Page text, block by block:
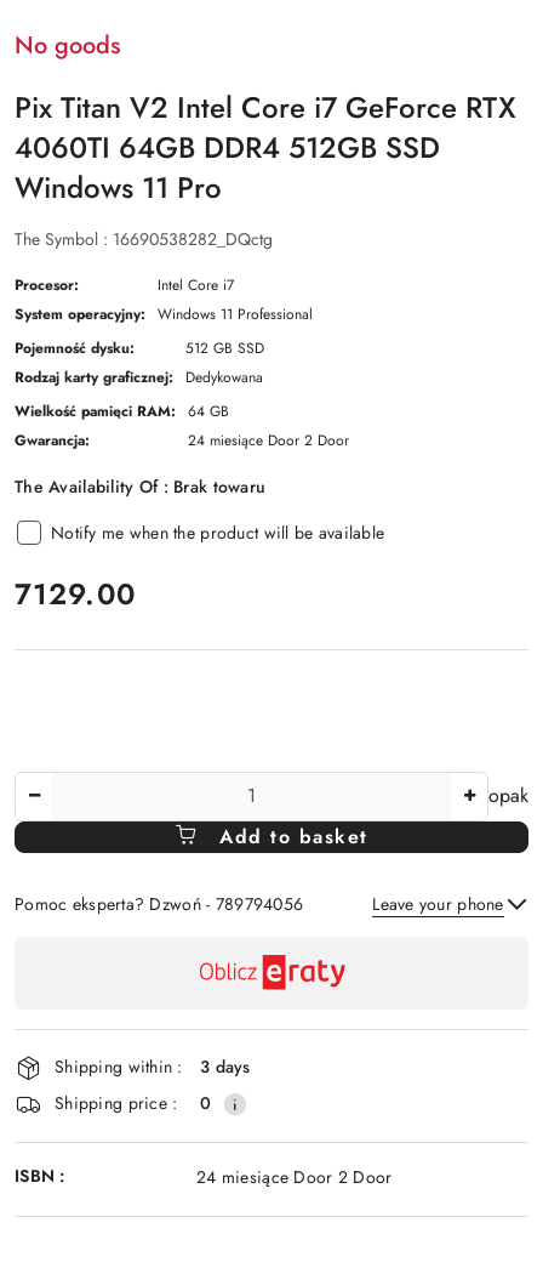
No goods
Pix Titan V2 Intel Core i7 GeForce RTX
4060TI 64GB DDR4 512GB SSD
Windows 11 Pro
The Symbol : 16690538282_DQctg
Procesor:
Intel Core i7
System operacyjny:
Windows 11 Professional
Pojemność dysku:
512 GB SSD
Rodzaj karty graficznej:
Dedykowana
Wielkość pamięci RAM:
64 GB
Gwarancja:
24 miesiące Door 2 Door
The Availability Of : Brak towaru
Notify me when the product will be available
price:
7129.00
Of
opak
Add to basket
Pomoc eksperta? Dzwoń - 789794056 Leave your phone
and
delivery
Shipping within :
3 days
Shipping price :
0
ISBN : 24 miesiące Door 2 Door